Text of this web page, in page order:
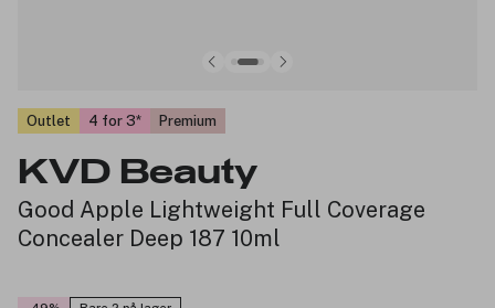
Outlet 4 for 3 Premium
KVD Beauty
Good Apple Lightweight Full Coverage
Concealer Deep 187 10ml